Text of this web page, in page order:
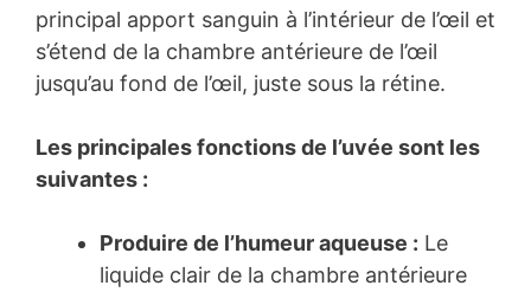
principal apport sanguin à l’intérieur de l’œil et
s’étend de la chambre antérieure de l’œil
jusqu’au fond de l’œil, juste sous la rétine.
Les principales fonctions de l’uvée sont les
suivantes :
Produire de l’humeur aqueuse : Le
liquide clair de la chambre antérieure